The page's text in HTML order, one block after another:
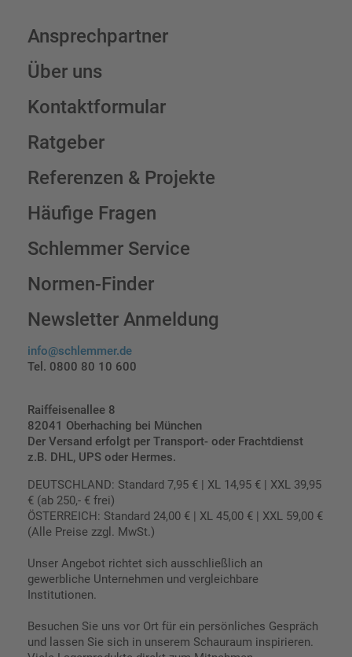
Ansprechpartner
Über uns
Kontaktformular
Ratgeber
Referenzen & Projekte
Häufige Fragen
Schlemmer Service
Normen-Finder
Newsletter Anmeldung
info@schlemmer.de
Tel. 0800 80 10 600
Raiffeisenallee 8
82041 Oberhaching bei München
Der Versand erfolgt per Transport- oder Frachtdienst
z.B. DHL, UPS oder Hermes.
DEUTSCHLAND: Standard 7,95 € | XL 14,95 € | XXL 39,95
€ (ab 250,- € frei)
ÖSTERREICH: Standard 24,00 € | XL 45,00 € | XXL 59,00 €
(Alle Preise zzgl. MwSt.)
Unser Angebot richtet sich ausschließlich an
gewerbliche Unternehmen und vergleichbare
Institutionen.
Besuchen Sie uns vor Ort für ein persönliches Gespräch
und lassen Sie sich in unserem Schauraum inspirieren.